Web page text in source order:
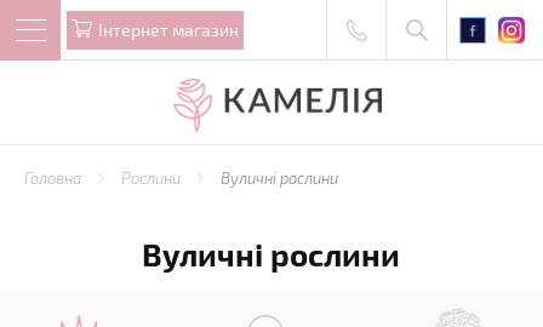
Iнтернет магазин
Головна Рослини Вуличні рослини
Вуличні рослини